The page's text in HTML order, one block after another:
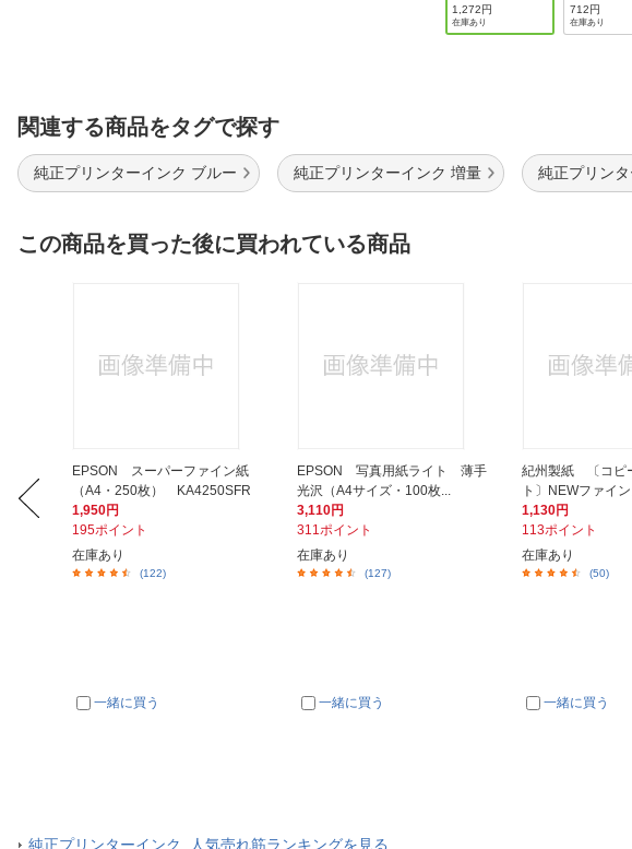
1,272円
在庫あり
712円
在庫あり
関連する商品をタグで探す
純正プリンターインク ブルー 純正プリンターインク 増量 純正プリン
この商品を買った後に買われている商品
EPSON スーパーファイン紙
（A4・250枚） KA4250SFR
1,950円
195ポイント
在庫あり
(122)
一緒に買う
EPSON 写真用紙ライト 薄手
光沢（A4サイズ・100枚...
3,110円
311ポイント
在庫あり
(127)
一緒に買う
紀州製紙 〔コピ
ト〕NEWファイ
1,130円
113ポイント
在庫あり
(50)
一緒に買う
純正プリンターインク 人気売れ筋ランキングを見る